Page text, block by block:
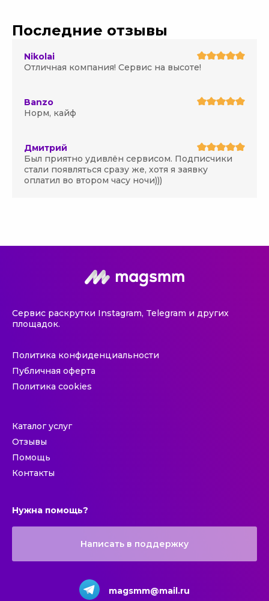
Последние отзывы
Nikolai
Отличная компания! Сервис на высоте!
Banzo
Норм, кайф
Дмитрий
Был приятно удивлён сервисом. Подписчики
стали появляться сразу же, хотя я заявку
оплатил во втором часу ночи)))
Сервис раскрутки Instagram, Telegram и других
площадок.
Политика конфиденциальности
Публичная оферта
Политика cookies
Каталог услуг
Отзывы
Помощь
Контакты
Нужна помощь?
Написать в поддержку
magsmm@mail.ru